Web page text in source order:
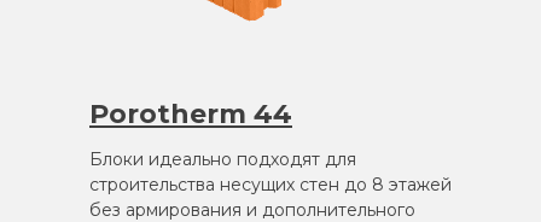
Блоки идеально подходят для
строительства несущих стен до 8 этажей
без армирования и дополнительного
Porotherm 44